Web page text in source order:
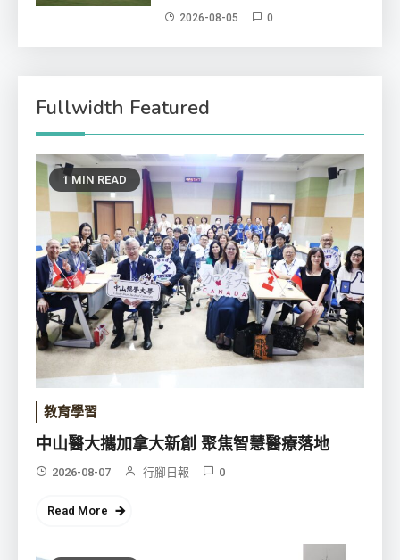
2026-08-05 0
Fullwidth Featured
1 MIN READ
教育學習
中山醫大攜加拿大新創 聚焦智慧醫療落地
2026-08-07 行腳日報 0
Read More